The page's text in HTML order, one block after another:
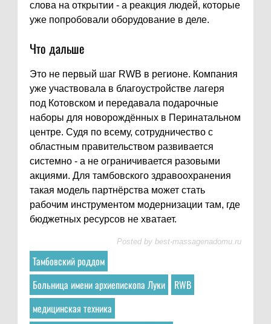
слова на открытии - а реакция людей, которые
уже попробовали оборудование в деле.
Что дальше
Это не первый шаг RWB в регионе. Компания
уже участвовала в благоустройстве лагеря
под Котовском и передавала подарочные
наборы для новорождённых в Перинатальном
центре. Судя по всему, сотрудничество с
областным правительством развивается
системно - а не ограничивается разовыми
акциями. Для тамбовского здравоохранения
такая модель партнёрства может стать
рабочим инструментом модернизации там, где
бюджетных ресурсов не хватает.
Posted by best-massagenadomu.ru
Тамбовский роддом
Больница имени архиепископа Луки
RWB
медицинская техника